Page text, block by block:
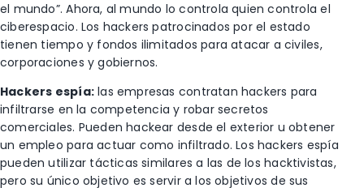
el mundo”. Ahora, al mundo lo controla quien controla el
ciberespacio. Los hackers patrocinados por el estado
tienen tiempo y fondos ilimitados para atacar a civiles,
corporaciones y gobiernos.
Hackers espía:las empresas contratan hackers para
infiltrarse en la competencia y robar secretos
comerciales. Pueden hackear desde el exterior u obtener
un empleo para actuar como infiltrado. Los hackers espía
pueden utilizar tácticas similares a las de los hacktivistas,
pero su único objetivo es servir a los objetivos de sus